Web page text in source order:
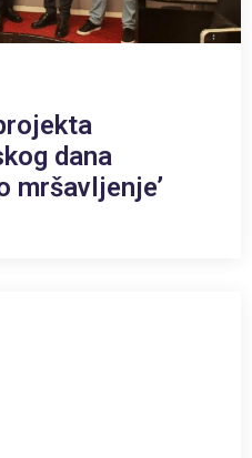
dana
mršavljenje’